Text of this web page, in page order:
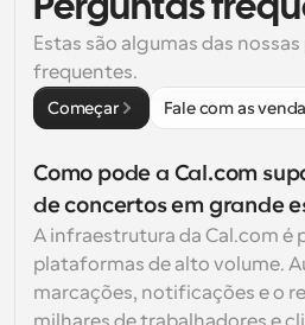
Perguntas
Estas são algumas das
frequentes.
Começar Fale com as
Como pode a Cal.com
de concertos em grande
A infraestrutura da Cal.com é
plataformas de alto volume.
marcações, notificações e o